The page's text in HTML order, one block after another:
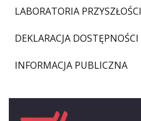
LABORATORIA PRZYSZŁOŚCI
DEKLARACJA DOSTĘPNOŚCI
INFORMACJA PUBLICZNA